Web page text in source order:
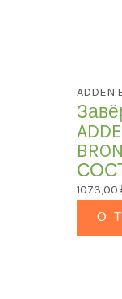
ADDEN
1073,00
О